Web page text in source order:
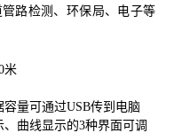
路检测、环保局、电子等
米
容量可通过USB传到电脑
曲线显示的3种界面可调